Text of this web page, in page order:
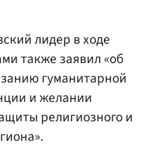
лидер в ходе
также заявил «об
гуманитарной
и желании
религиозного и